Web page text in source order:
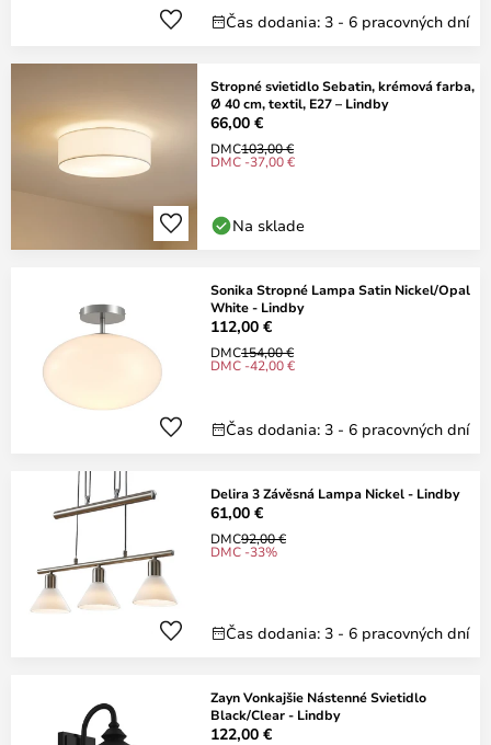
Čas dodania: 3 - 6 pracovných dní
Stropné svietidlo Sebatin, krémová farba,
Ø 40 cm, textil, E27 – Lindby
66,00 €
DMC103,00 €
DMC -37,00 €
Na sklade
Sonika Stropné Lampa Satin Nickel/Opal
White - Lindby
112,00 €
DMC154,00 €
DMC -42,00 €
Čas dodania: 3 - 6 pracovných dní
Delira 3 Závěsná Lampa Nickel - Lindby
61,00 €
DMC92,00 €
DMC -33%
Čas dodania: 3 - 6 pracovných dní
Zayn Vonkajšie Nástenné Svietidlo
Black/Clear - Lindby
122,00 €